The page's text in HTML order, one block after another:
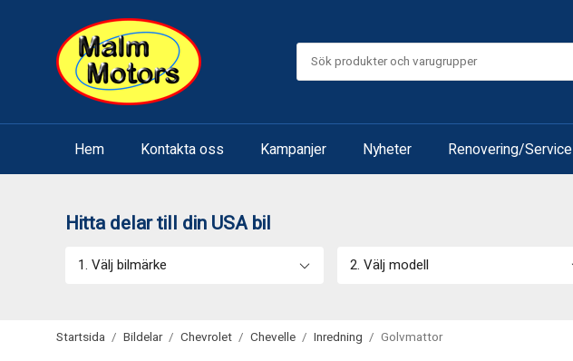
Hem Kontakta oss Kampanjer Nyheter Renovering/Service
Hitta delar till din USA bil
1. Välj bilmärke 2. Välj modell
Startsida / Bildelar / Chevrolet / Chevelle / Inredning / Golvmattor